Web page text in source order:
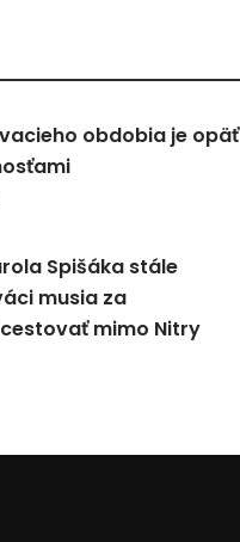
obdobia je opäť
Spišáka stále
musia za
mimo Nitry